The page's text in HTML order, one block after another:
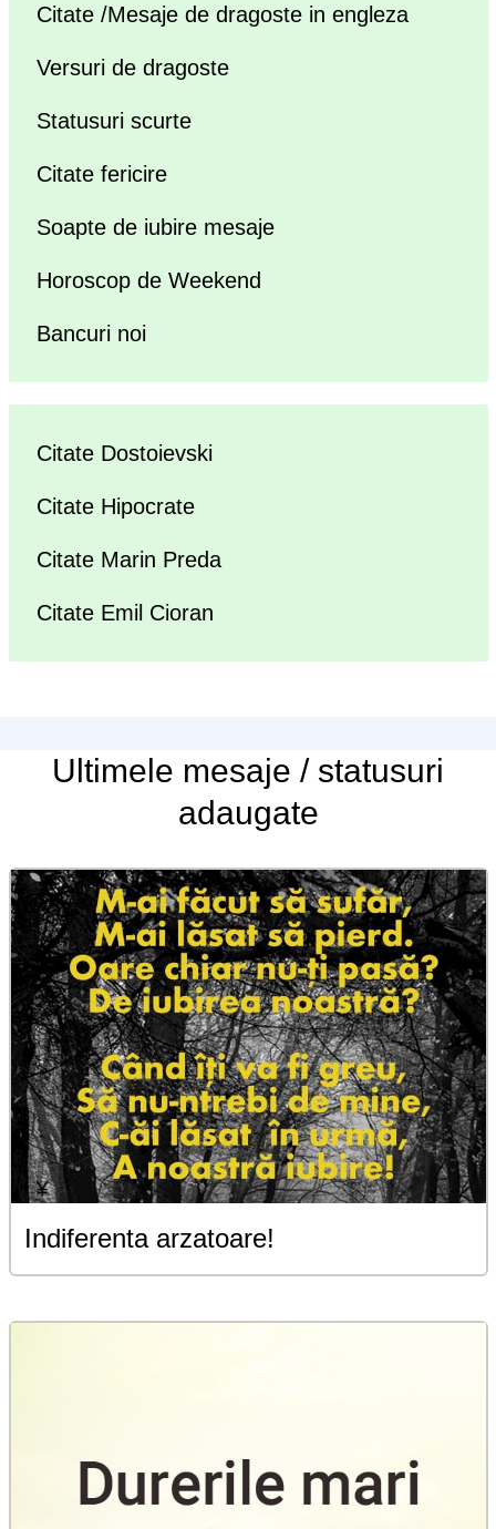
Citate /Mesaje de dragoste in engleza
Versuri de dragoste
Statusuri scurte
Citate fericire
Soapte de iubire mesaje
Horoscop de Weekend
Bancuri noi
Citate Dostoievski
Citate Hipocrate
Citate Marin Preda
Citate Emil Cioran
Ultimele mesaje / statusuri
adaugate
Indiferenta arzatoare!